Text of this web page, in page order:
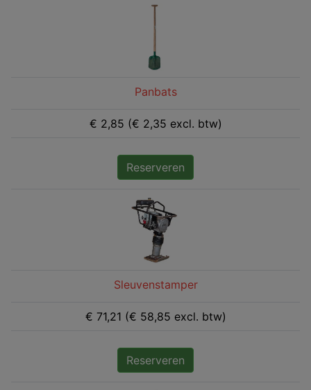
Panbats
€ 2,85 (€ 2,35 excl. btw)
Reserveren
Sleuvenstamper
€ 71,21 (€ 58,85 excl. btw)
Reserveren